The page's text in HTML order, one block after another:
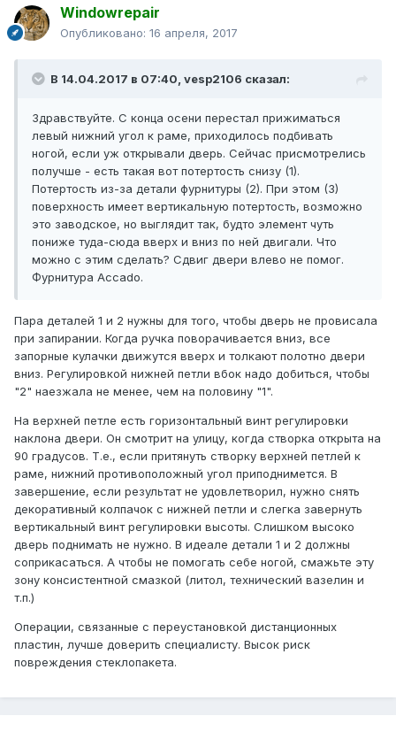
Windowrepair
Опубликовано: 16 апреля, 2017
В 14.04.2017 в 07:40, vesp2106 сказал:
Здравствуйте. С конца осени перестал прижиматься
левый нижний угол к раме, приходилось подбивать
ногой, если уж открывали дверь. Сейчас присмотрелись
получше - есть такая вот потертость снизу (1).
Потертость из-за детали фурнитуры (2). При этом (3)
поверхность имеет вертикальную потертость, возможно
это заводское, но выглядит так, будто элемент чуть
пониже туда-сюда вверх и вниз по ней двигали. Что
можно с этим сделать? Сдвиг двери влево не помог.
Фурнитура Аccado.
Пара деталей 1 и 2 нужны для того, чтобы дверь не провисала
при запирании. Когда ручка поворачивается вниз, все
запорные кулачки движутся вверх и толкают полотно двери
вниз. Регулировкой нижней петли вбок надо добиться, чтобы
"2" наезжала не менее, чем на половину "1".
На верхней петле есть горизонтальный винт регулировки
наклона двери. Он смотрит на улицу, когда створка открыта на
90 градусов. Т.е., если притянуть створку верхней петлей к
раме, нижний противоположный угол приподнимется. В
завершение, если результат не удовлетворил, нужно снять
декоративный колпачок с нижней петли и слегка завернуть
вертикальный винт регулировки высоты. Слишком высоко
дверь поднимать не нужно. В идеале детали 1 и 2 должны
соприкасаться. А чтобы не помогать себе ногой, смажьте эту
зону консистентной смазкой (литол, технический вазелин и
т.п.)
Операции, связанные с переустановкой дистанционных
пластин, лучше доверить специалисту. Высок риск
повреждения стеклопакета.